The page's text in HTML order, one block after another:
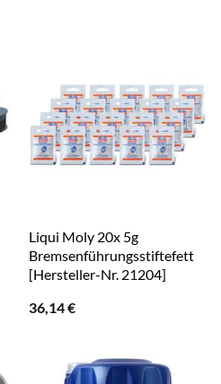
Liqui Moly 20x 5g
Bremsenführungsstiftefett
[Hersteller-Nr. 21204]
36,14€